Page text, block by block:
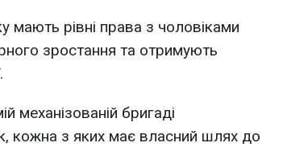
мають рівні права з чоловіками
зростання та отримують
механізованій бригаді
кожна з яких має власний шлях до